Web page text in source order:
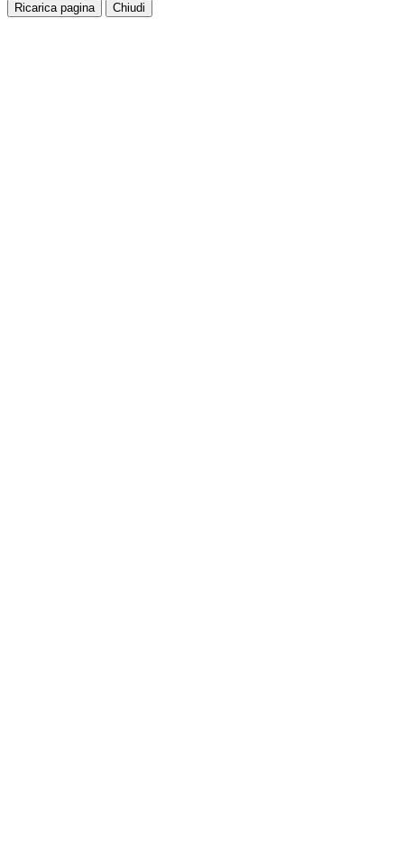
Ricarica pagina Chiudi